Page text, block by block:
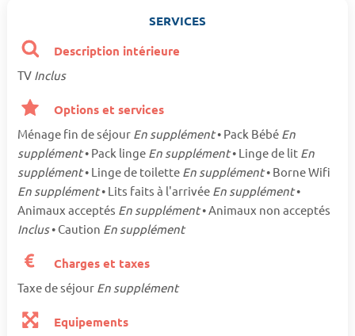
SERVICES
Description intérieure
TV Inclus
Options et services
Ménage fin de séjour En supplément• Pack Bébé En
supplément• Pack linge En supplément• Linge de lit En
supplément• Linge de toilette En supplément• Borne Wifi
En supplément• Lits faits à l'arrivée En supplément•
Animaux acceptés En supplément• Animaux non acceptés
Inclus• Caution En supplément
Charges et taxes
Taxe de séjour En supplément
Equipements